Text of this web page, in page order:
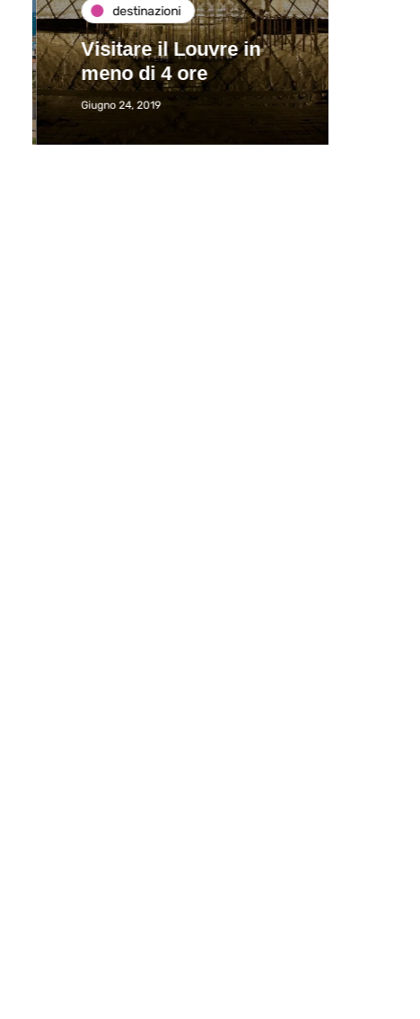
destinazioni
Visitare il Louvre in
meno di 4 ore
Giugno 24, 2019